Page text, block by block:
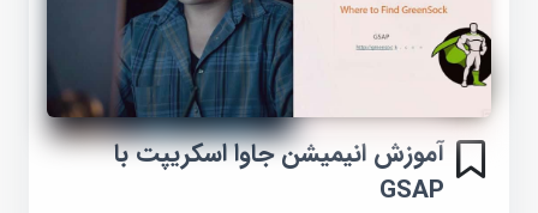
آموزش انیمیشن جاوا اسکریپت با
GSAP